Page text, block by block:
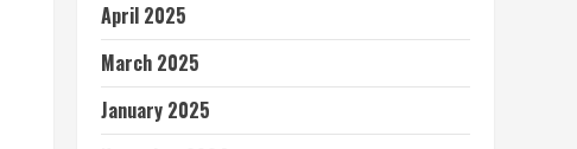
April 2025
March 2025
January 2025